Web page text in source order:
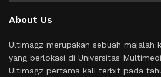
About Us
Ultimagz merupakan sebuah majalah
yang berlokasi di Universitas
Ultimagz pertama kali terbit pada